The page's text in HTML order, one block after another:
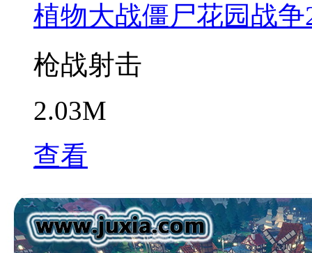
植物大战僵尸花园战争
枪战射击
2.03M
查看